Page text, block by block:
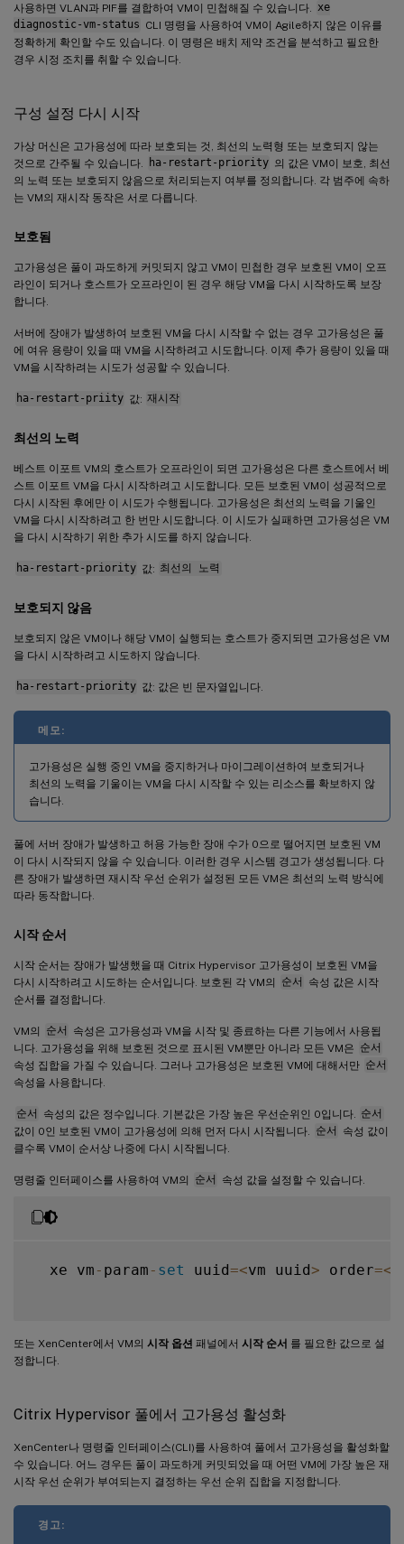
사용하면 VLAN과 PIF를 결합하여 VM이 민첩해질 수 있습니다.
xe
diagnostic-vm-status CLI 명령을 사용하여 VM이 Agile하지 않은 이유를
정확하게 확인할 수도 있습니다. 이 명령은 배치 제약 조건을 분석하고 필요한
경우 시정 조치를 취할 수 있습니다.
구성 설정 다시 시작
가상 머신은 고가용성에 따라 보호되는 것, 최선의 노력형 또는 보호되지 않는
것으로 간주될 수 있습니다.
ha-restart-priority 의 값은 VM이 보호, 최선
의 노력 또는 보호되지 않음으로 처리되는지 여부를 정의합니다. 각 범주에 속하
는 VM의 재시작 동작은 서로 다릅니다.
보호됨
고가용성은 풀이 과도하게 커밋되지 않고 VM이 민첩한 경우 보호된 VM이 오프
라인이 되거나 호스트가 오프라인이 된 경우 해당 VM을 다시 시작하도록 보장
합니다.
서버에 장애가 발생하여 보호된 VM을 다시 시작할 수 없는 경우 고가용성은 풀
에 여유 용량이 있을 때 VM을 시작하려고 시도합니다. 이제 추가 용량이 있을 때
VM을 시작하려는 시도가 성공할 수 있습니다.
ha-restart-priity 값: 재시작
최선의 노력
베스트 이포트 VM의 호스트가 오프라인이 되면 고가용성은 다른 호스트에서 베
스트 이포트 VM을 다시 시작하려고 시도합니다. 모든 보호된 VM이 성공적으로
다시 시작된 후에만 이 시도가 수행됩니다. 고가용성은 최선의 노력을 기울인
VM을 다시 시작하려고 한 번만 시도합니다. 이 시도가 실패하면 고가용성은 VM
을 다시 시작하기 위한 추가 시도를 하지 않습니다.
ha-restart-priority 값: 최선의 노력
보호되지 않음
보호되지 않은 VM이나 해당 VM이 실행되는 호스트가 중지되면 고가용성은 VM
을 다시 시작하려고 시도하지 않습니다.
ha-restart-priority 값: 값은 빈 문자열입니다.
메모:
고가용성은 실행 중인 VM을 중지하거나 마이그레이션하여 보호되거나
최선의 노력을 기울이는 VM을 다시 시작할 수 있는 리소스를 확보하지 않
습니다.
풀에 서버 장애가 발생하고 허용 가능한 장애 수가 0으로 떨어지면 보호된 VM
이 다시 시작되지 않을 수 있습니다. 이러한 경우 시스템 경고가 생성됩니다. 다
른 장애가 발생하면 재시작 우선 순위가 설정된 모든 VM은 최선의 노력 방식에
따라 동작합니다.
시작 순서
시작 순서는 장애가 발생했을 때 Citrix Hypervisor 고가용성이 보호된 VM을
다시 시작하려고 시도하는 순서입니다. 보호된 각 VM의
순서
속성 값은 시작
순서를 결정합니다.
VM의 순서
속성은 고가용성과 VM을 시작 및 종료하는 다른 기능에서 사용됩
니다. 고가용성을 위해 보호된 것으로 표시된 VM뿐만 아니라 모든 VM은 순서
속성 집합을 가질 수 있습니다. 그러나 고가용성은 보호된 VM에 대해서만 순서
속성을 사용합니다.
순서 속성의 값은 정수입니다. 기본값은 가장 높은 우선순위인 0입니다.
순서
값이 0인 보호된 VM이 고가용성에 의해 먼저 다시 시작됩니다.
순서
속성 값이
클수록 VM이 순서상 나중에 다시 시작됩니다.
명령줄 인터페이스를 사용하여 VM의 순서 속성 값을 설정할 수 있습니다.
  xe vm
- param - set uuid=<vm uuid> order=<
또는 XenCenter에서 VM의 시작 옵션 패널에서 시작 순서 를 필요한 값으로 설
정합니다.
Citrix Hypervisor 풀에서 고가용성 활성화
XenCenter나 명령줄 인터페이스(CLI)를 사용하여 풀에서 고가용성을 활성화할
수 있습니다. 어느 경우든 풀이 과도하게 커밋되었을 때 어떤 VM에 가장 높은 재
시작 우선 순위가 부여되는지 결정하는 우선 순위 집합을 지정합니다.
경고: